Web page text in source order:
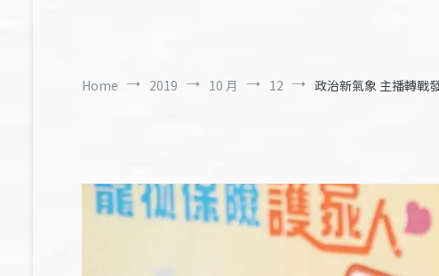
Home 2019 10 月 12 政治新氣象 主播轉戰